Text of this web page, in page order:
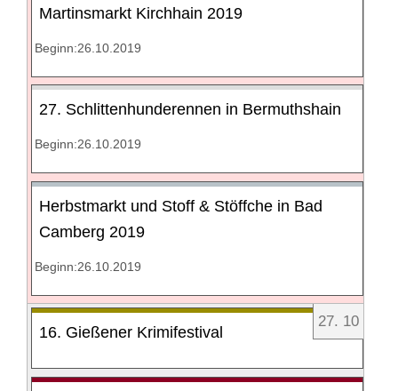
Martinsmarkt Kirchhain 2019
Beginn:26.10.2019
27. Schlittenhunderennen in Bermuthshain
Beginn:26.10.2019
Herbstmarkt und Stoff & Stöffche in Bad
Camberg 2019
Beginn:26.10.2019
27. 10
16. Gießener Krimifestival